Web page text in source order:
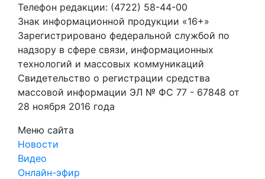
Телефон редакции: (4722) 58-44-00
Знак информационной продукции «16+»
Зарегистрировано федеральной службой по
надзору в сфере связи, информационных
технологий и массовых коммуникаций
Свидетельство о регистрации средства
массовой информации ЭЛ № ФС 77 - 67848 от
28 ноября 2016 года
Меню сайта
Новости
Видео
Онлайн-эфир